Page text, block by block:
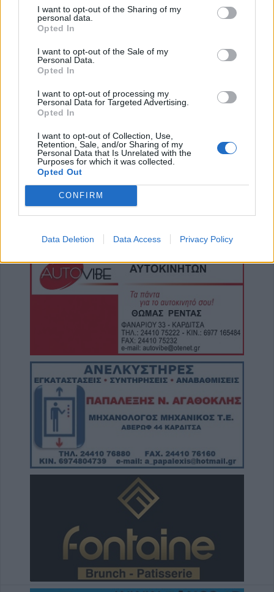
I want to opt-out of the Sharing of my
personal data.
Opted In
I want to opt-out of the Sale of my
Personal Data.
Opted In
I want to opt-out of processing my
Personal Data for Targeted Advertising.
Opted In
I want to opt-out of Collection, Use,
Retention, Sale, and/or Sharing of my
Personal Data that Is Unrelated with the
Purposes for which it was collected.
Opted Out
CONFIRM
Data Deletion Data Access Privacy Policy
6 Αυγούστου 2026, 17:21
Την Παρασκευή (7/8) η δεύτερη καταβολή
του βοηθήματος του ΛΑΕ-ΟΠΕΚΑ
6 Αυγούστου 2026, 16:31
Δομενίκου – Πιθανό παθολογικό αίτιο
6 Αυγούστου 2026, 16:27
Απολογισμός ΕΛ.ΑΣ. Θεσσαλίας: 574
συλλήψεις και δεκάδες εξιχνιάσεις τον Ιούλιο
6 Αυγούστου 2026, 16:09
ΥΠΑΑΤ: 38,1 εκατ. ευρώ για την ενίσχυση
κτηνοτρόφων που επλήγησαν από
ζωονόσους
Προγραμματισμένες διακοπές
Ιτέα, Άγιο Γεώργιο, Γεώργιο Καραϊσκάκη,
Κρανιά, Καππά, Φύλλο και Αμπελώνα
Εντοπίστηκε νέα μεγάλη φυτεία κάνναβης
1 νεκρός και 22 τραυματίες σε 20 τροχαία
ατυχήματα τον Ιούλιο στη Θεσσαλία
6 Αυγούστου 2026, 14:32
ΥΠΑΑΤ: Άνοιξε η πλατφόρμα για ενισχύσεις
de minimis ύψους 24,6 εκατ. ευρώ σε
παραγωγούς
6 Αυγούστου 2026, 14:26
Την Παρασκευή (7/8) η δεύτερη πληρωμή σε
τρίτεκνες και πολύτεκνες μητέρες ή
τρίτεκνους και πολύτεκνους μονογονείς
πατέρες του Λογαριασμού Αγροτικής Εστίας
6 Αυγούστου 2026, 13:56
Ανακοινώθηκε επίσημα ο Δημήτρης
Γιαννούλης στον ΠΑΟΚ